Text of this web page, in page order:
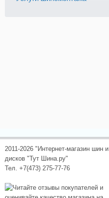
2011-2026 "Интернет-магазин шин и
дисков "Тут Шина.ру"
Тел. +7(473) 275-77-76